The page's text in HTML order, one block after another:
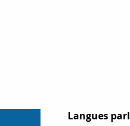
Langues
Langues